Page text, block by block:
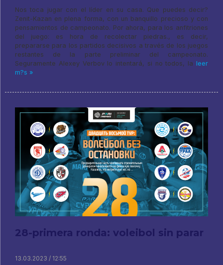
Nos toca jugar con el líder en su casa. Que puedes decir?
Zenit-Kazan en plena forma, con un banquillo precioso y con
pensamientos de campeonato. Por ahora, para los anfitriones
del juego: es hora de recolectar piedras., es decir,
prepararse para los partidos decisivos a través de los juegos
restantes de la parte preliminar del campeonato.
Seguramente Alexey Verbov lo intentará, si no todos, la leer
m?s »
28-primera ronda: voleibol sin parar
13.03.2023 / 12:55